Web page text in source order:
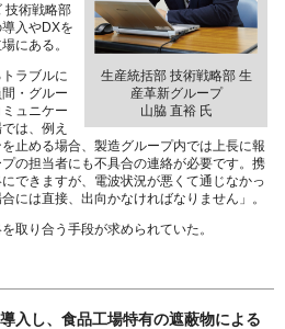
生産統括部 技術戦略部 生
産革新グループ
山脇 直裕 氏
技術戦略部
入やDXを
にある。
ラブルに
・グルー
ュニケー
は、例え
止める場合、製造グループ内では上長に報
の担当者にも不具合の連絡が必要です。携
できますが、電波状況が悪くて通じなかっ
には直接、出向かなければなりません」。
取り合う手段が求められていた。
入し、食品工場特有の遮蔽物による